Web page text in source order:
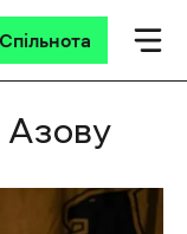
Спільнота